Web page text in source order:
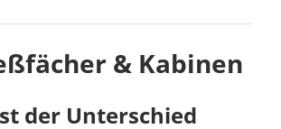
& Kabinen
der Unterschied